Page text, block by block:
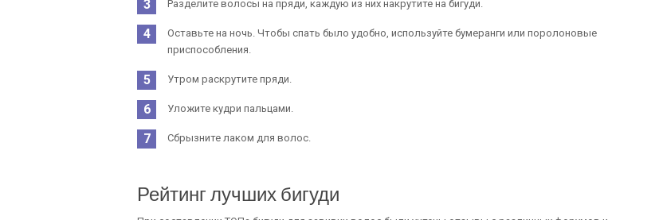
Разделите волосы на пряди, каждую из них накрутите на бигуди.
Оставьте на ночь. Чтобы спать было удобно, используйте бумеранги или поролоновые
приспособления.
Утром раскрутите пряди.
Уложите кудри пальцами.
Сбрызните лаком для волос.
Рейтинг лучших бигуди